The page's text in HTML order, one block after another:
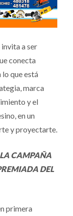
a ser
conecta
que está
marca
y el
en un
y proyectarte.
LA CAMPAÑA
DEL
primera